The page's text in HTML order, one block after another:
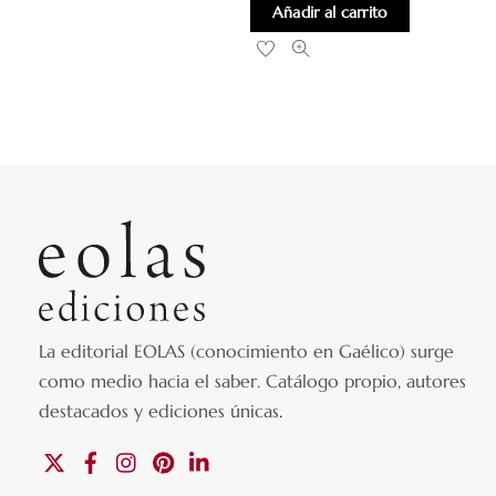
Añadir al carrito
La editorial EOLAS (conocimiento en Gaélico) surge
como medio hacia el saber.Catálogo propio, autores
destacados y ediciones únicas.
FacebookInstagramPinterest